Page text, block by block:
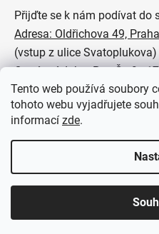
Tento web používá soubory
tohoto webu vyjadřujete
informací zde.
Přijďte se k nám podívat do
Adresa: Oldřichova 49,
(vstup z ulice Svatoplukova)
Otevírací doba: Po - Čt: 9 -
Podívejte se na naše
SVĚTELNÉ STUDIO PAIRAM
Copyright 2026Pairam.